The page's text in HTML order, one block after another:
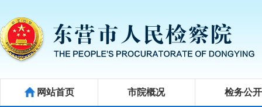
网站首页 市院概况 检务公开